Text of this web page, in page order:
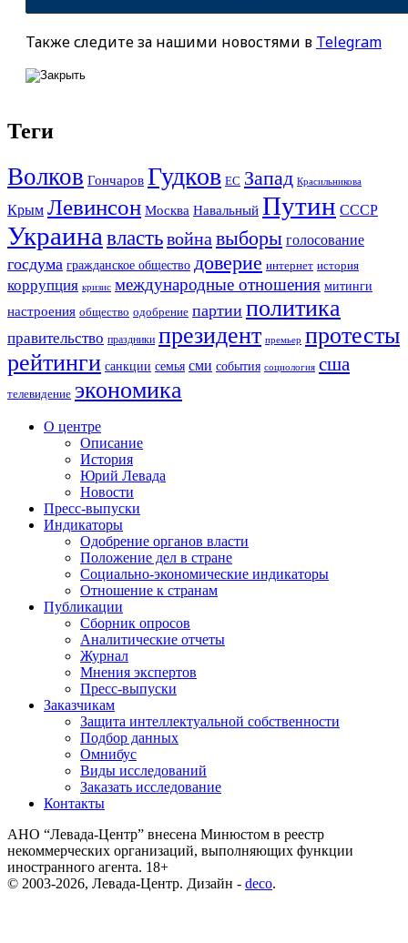
Также следите за нашими новостями в Telegram
Теги
Волков Гончаров Гудков ЕС Запад Красильникова
Крым Левинсон Москва Навальный Путин СССР
Украина властьвойна выборы голосование
госдума гражданское общество доверие интернет история
коррупция кризис международные отношения митинги
настроения общество одобрение партии политика
правительство праздники президент премьер протесты
рейтинги санкции семья сми события социология сша
телевидение экономика
О центре
Описание
История
Юрий Левада
Новости
Пресс-выпуски
Индикаторы
Одобрение органов власти
Положение дел в стране
Социально-экономические индикаторы
Отношение к странам
Публикации
Сборник опросов
Аналитические отчеты
Журнал
Мнения экспертов
Пресс-выпуски
Заказчикам
Защита интеллектуальной собственности
Подбор данных
Омнибус
Виды исследований
Заказать исследование
Контакты
АНО “Левада-Центр” внесена Минюстом в реестр
некоммерческих организаций, выполняющих функции
иностранного агента. 18+
© 2003-2026, Левада-Центр. Дизайн - deco.